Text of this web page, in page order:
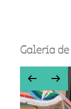
Galería